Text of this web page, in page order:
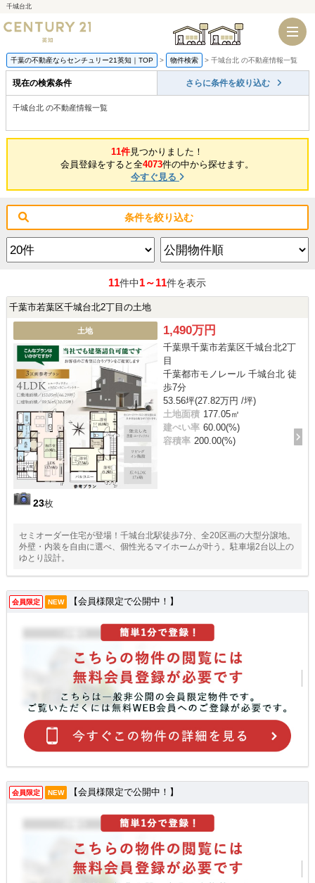
千城台北
千葉店 船橋店
千葉の不動産ならセンチュリー21英知｜TOP 物件検索 千城台北 の不動産情報一覧
現在の検索条件 さらに条件を絞り込む
千城台北 の不動産情報一覧
11件見つかりました！
会員登録をすると全4073件の中から探せます。
今すぐ見る
条件を絞り込む
11件中1～11件を表示
千葉市若葉区千城台北2丁目の土地
土地
23枚
1,490万円
千葉県千葉市若葉区千城台北2丁
目
千葉都市モノレール 千城台北 徒
歩7分
53.56坪(27.82万円 /坪)
土地面積 177.05㎡
建ぺい率 60.00(%)
容積率 200.00(%)
セミオーダー住宅が登場！千城台北駅徒歩7分、全20区画の大型分譲地。
外壁・内装を自由に選べ、個性光るマイホームが叶う。駐車場2台以上の
ゆとり設計。
会員限定 NEW 【会員様限定で公開中！】
会員限定 NEW 【会員様限定で公開中！】